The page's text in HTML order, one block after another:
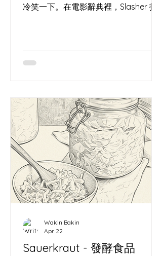
冷笑一下。在電影辭典裡，Slasher 指
圖謀殺的，是這個時代的「遺忘」。 我
匠。這聽起來像精神分裂，但如果你看
懂了我的矩陣，就會發現這是一場極其
優雅的共生。 為什麼要經營
MoodyVisual？對抗單向的崩塌 時間是
一場單向的崩塌。我從 2012 年在
WordPress 留下第一個時間戳記（
https://wallacecwko.wordpress.com/
）開始，就清楚知道一件事：在這個資
訊碎片化的時代，沒有被記錄下來的東
消亡的藝術。麵粉變成了麵包，經歷了
完美的膨脹、焦糖化，然後在幾個小時
內被咀嚼、吞嚥，化為虛無。如果我只
Sauerkraut - 發酵食品
Wakin Bakin
Apr 22